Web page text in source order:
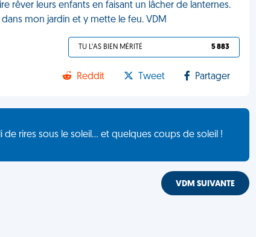
rêver leurs enfants en faisant un lâcher de lanternes.
mon jardin et y mette le feu. VDM
TU L'AS BIEN MÉRITÉ 5 883
Reddit Tweet Partager
rires sous le soleil... et quelques coups de soleil !
VDM SUIVANTE